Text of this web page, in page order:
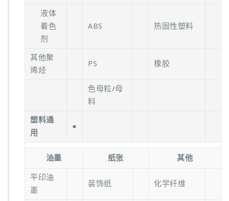
液体
着色
剂
ABS 热固性塑料
其他聚
烯烃
PS 橡胶
色母粒/母
料
塑料通
用
●
油墨 纸张 其他
平印油
墨
装饰纸 化学纤维